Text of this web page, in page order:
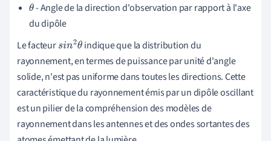
θ- Angle de la direction d'observation par rapport à l'axe
du dipôle
Le facteursin2θ indique que la distribution du
rayonnement, en termes de puissance par unité d'angle
solide, n'est pas uniforme dans toutes les directions. Cette
caractéristique du rayonnement émis par un dipôle oscillant
est un pilier de la compréhension des modèles de
rayonnement dans les antennes et des ondes sortantes des